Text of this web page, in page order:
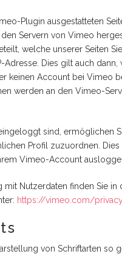
Plugin ausgestatteten
Servern von Vimeo
welche unserer Seiten
Dies gilt auch dann,
keinen Account bei Vimeo
werden an den Vimeo-
sind, ermöglichen
Profil zuzuordnen.
Vimeo-Account
Nutzerdaten finden Sie in
https://vimeo.com/privacy
von Schriftarten so